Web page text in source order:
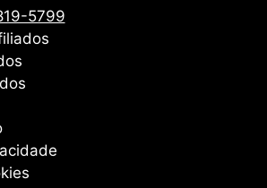
5799